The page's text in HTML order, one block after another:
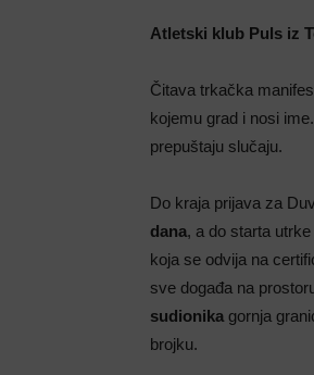
Atletski klub Puls iz
Čitava trkačka
kojemu grad i nosi
prepuštaju slučaju.
Do kraja prijava za
dana, a do starta
koja se odvija na
sve događa na
sudionika gornja
brojku.